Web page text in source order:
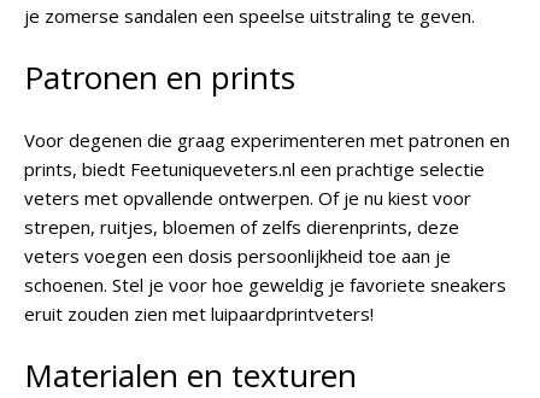
je zomerse sandalen een speelse uitstraling te geven.
Patronen en prints
Voor degenen die graag experimenteren met patronen en
prints, biedt Feetuniqueveters.nl een prachtige selectie
veters met opvallende ontwerpen. Of je nu kiest voor
strepen, ruitjes, bloemen of zelfs dierenprints, deze
veters voegen een dosis persoonlijkheid toe aan je
schoenen. Stel je voor hoe geweldig je favoriete sneakers
eruit zouden zien met luipaardprintveters!
Materialen en texturen